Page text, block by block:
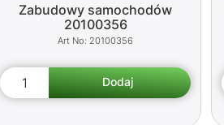
Zabudowy samochodów
20100356
20100356